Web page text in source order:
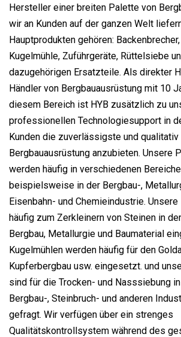
Hersteller einer breiten Palette von
wir an Kunden auf der ganzen Welt
Hauptprodukten gehören:
Kugelmühle, Zuführgeräte, Rüttelsiebe
dazugehörigen Ersatzteile. Als direkter
Händler von Bergbauausrüstung mit 10
diesem Bereich ist HYB zusätzlich zu
professionellen Technologiesupport in
Kunden die zuverlässigste und
Bergbauausrüstung anzubieten. Unsere
werden häufig in verschiedenen
beispielsweise in der Bergbau-,
Eisenbahn- und Chemieindustrie.
häufig zum Zerkleinern von Steinen in
Bergbau, Metallurgie und Baumaterial
Kugelmühlen werden häufig für den
Kupferbergbau usw. eingesetzt. und
sind für die Trocken- und Nasssiebung
Bergbau-, Steinbruch- und anderen
gefragt. Wir verfügen über ein strenges
Qualitätskontrollsystem während des